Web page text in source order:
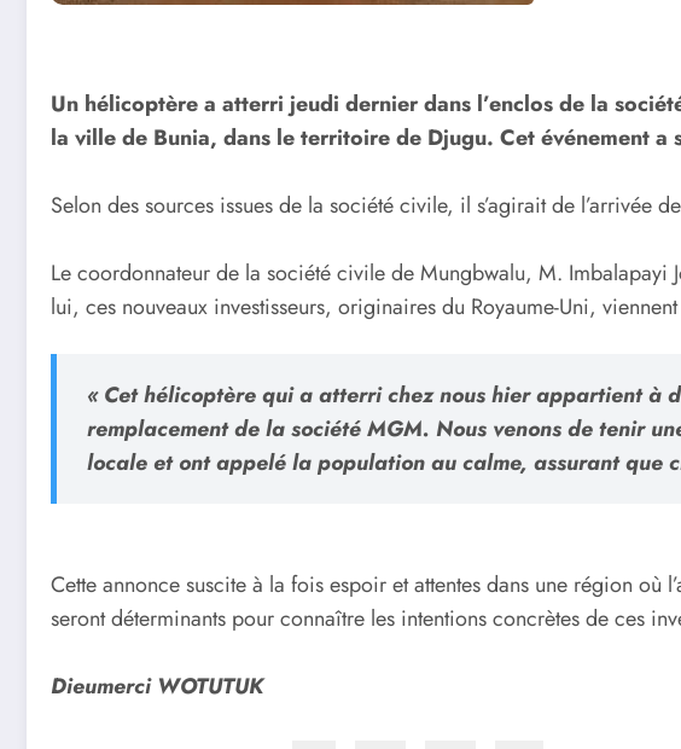
Un hélicoptère a atterri jeudi dernier dans l’enclos de la
la ville de Bunia, dans le territoire de Djugu. Cet événement
Selon des sources issues de la société civile, il s’agirait de l’arrivée
Le coordonnateur de la société civile de Mungbwalu, M. Imbalapayi
lui, ces nouveaux investisseurs, originaires du Royaume-Uni,
« Cet hélicoptère qui a atterri chez nous hier appartient à
remplacement de la société MGM. Nous venons de tenir
locale et ont appelé la population au calme, assurant que
Cette annonce suscite à la fois espoir et attentes dans une région
seront déterminants pour connaître les intentions concrètes de ces
Dieumerci WOTUTUK